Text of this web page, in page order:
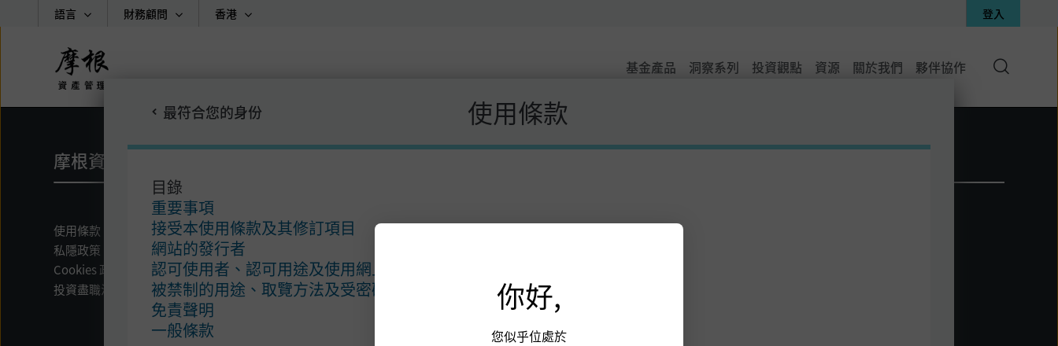
最符合您的身份 使用條款
目錄
重要事項
接受本使用條款及其修訂項目
網站的發行者
認可使用者、認可用途及使用網上賬戶
被禁制的用途、取覽方法及受密碼保障的部分
免責聲明
一般條款
Skip
基金產品 洞察系列 投資觀點 資源 關於我們 夥伴協作
語言 財務顧問 香港 登入
搜
摩根資產管理
使用條款
私隱政策
Cookies 政策
投資盡職治理
基金註釋
銷售文件
表格及資料
投訴之處理
常見問題
網站索引
你好,
您似乎位處於